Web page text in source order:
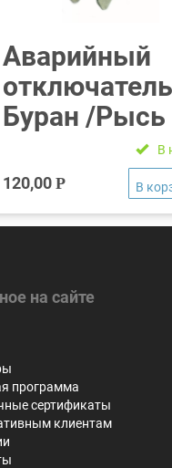
Аварийный
отключатель
Буран /Рысь
В
120,00 Р
на сайте
программа
сертификаты
клиентам